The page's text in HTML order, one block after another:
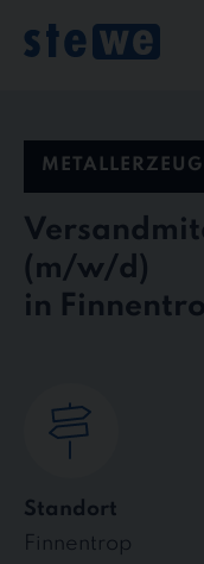
content
in
Standort
Finnentrop